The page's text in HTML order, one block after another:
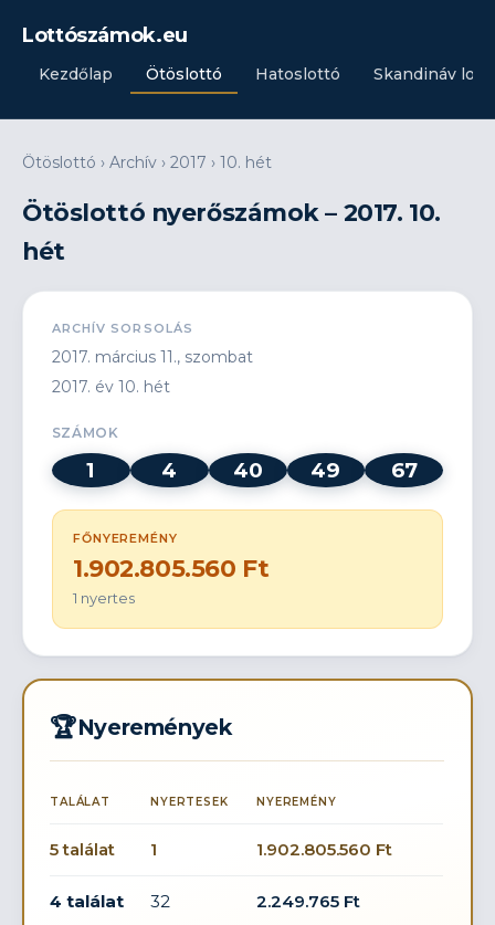
Lottószámok.eu
Kezdőlap Ötöslottó Hatoslottó Skandináv
Ötöslottó › Archív › 2017 › 10. hét
Ötöslottó nyerőszámok – 2017. 10.
hét
ARCHÍV SORSOLÁS
2017. március 11., szombat
2017. év 10. hét
SZÁMOK
1 4 40 49 67
FŐNYEREMÉNY
1.902.805.560 Ft
1 nyertes
🏆Nyeremények
TALÁLAT NYERTESEK NYEREMÉNY
5 találat 1 1.902.805.560 Ft
4 találat 32 2.249.765 Ft